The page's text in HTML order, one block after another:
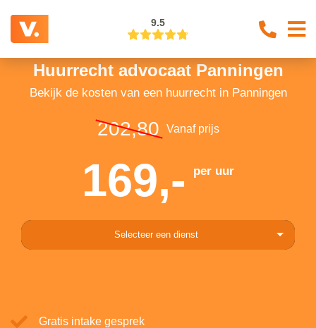
9.5
Huurrecht advocaat Panningen
Bekijk de kosten van een huurrecht in Panningen
202,80 Vanaf prijs
169,- per uur
Selecteer een dienst
Gratis intake gesprek